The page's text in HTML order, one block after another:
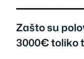
Zašto su
3000€ toliko